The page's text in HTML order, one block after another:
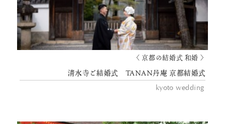
〈 京都の結婚式 和婚 〉
清水寺ご結婚式 TANAN丹庵 京都結婚式
kyoto wedding